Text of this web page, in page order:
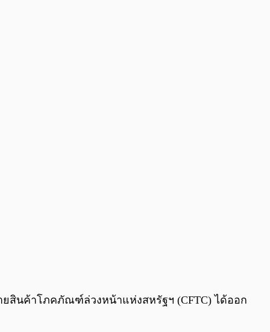
0:00/ 0:00
สินค้าโภคภัณฑ์ล่วงหน้าแห่งสหรัฐฯ (CFTC) ได้ออก